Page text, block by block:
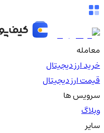
معامله
خرید ارز دیجیتال
قیمت ارز دیجیتال
سرویس ها
وبلاگ
سایر